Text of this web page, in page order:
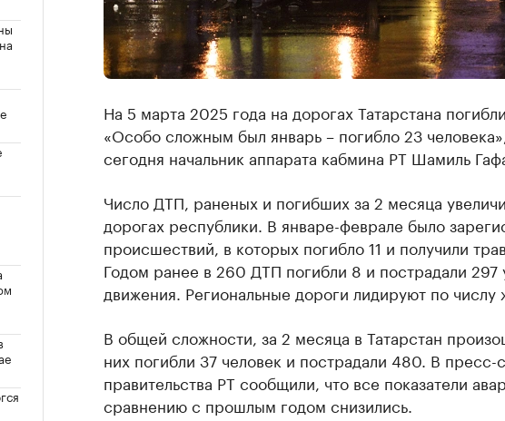
На 5 марта 2025 года на дорогах Татарстана
«Особо сложным был январь – погибло 23
сегодня начальник аппарата кабмина РТ Шамиль
Число ДТП, раненых и погибших за 2 месяца
дорогах республики. В январе-феврале было
происшествий, в которых погибло 11 и получили
Годом ранее в 260 ДТП погибли 8 и пострадали 297
движения. Региональные дороги лидируют по числу
В общей сложности, за 2 месяца в Татарстан
них погибли 37 человек и пострадали 480. В пресс-
правительства РТ сообщили, что все показатели
сравнению с прошлым годом снизились.